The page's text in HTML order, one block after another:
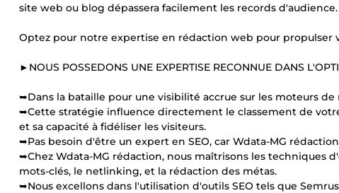
site web ou blog dépassera facilement les records d'audience.
Optez pour notre expertise en rédaction web pour propulser
►NOUS POSSEDONS UNE EXPERTISE RECONNUE DANS
➥Dans la bataille pour une visibilité accrue sur les moteurs
➥Cette stratégie influence directement le classement de
et sa capacité à fidéliser les visiteurs.
➥Pas besoin d'être un expert en SEO, car Wdata-MG
➥Chez Wdata-MG rédaction, nous maîtrisons les techniques
mots-clés, le netlinking, et la rédaction des métas.
➥Nous excellons dans l'utilisation d'outils SEO tels que